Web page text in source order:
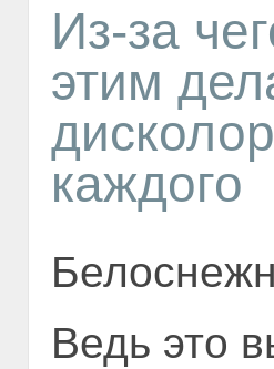
Из-за
этим
каждого
Ведь это